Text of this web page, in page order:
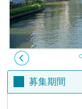
動
産
投
資
OwnersBook
募集期間